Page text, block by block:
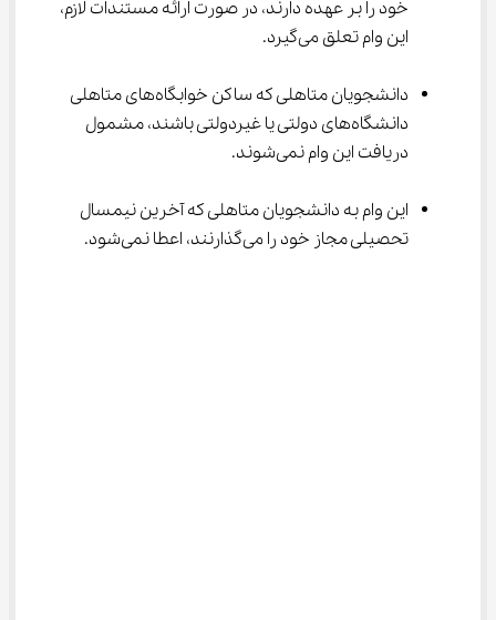
خود را بر عهده دارند، در صورت ارائه مستندات لازم،
این وام تعلق می‌گیرد.
دانشجویان متاهلی که ساکن خوابگاه‌های متاهلی
دانشگاه‌های دولتی یا غیردولتی باشند، مشمول
دریافت این وام نمی‌شوند.
این وام به دانشجویان متاهلی که آخرین نیمسال
تحصیلی مجاز خود را می‌گذارنند، اعطا نمی‌شود.